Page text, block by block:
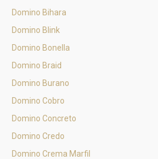
Domino Bihara
Domino Blink
Domino Bonella
Domino Braid
Domino Burano
Domino Cobro
Domino Concreto
Domino Credo
Domino Crema Marfil